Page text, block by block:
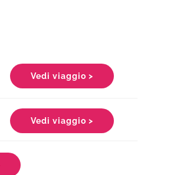
Vedi viaggio >
Vedi viaggio >